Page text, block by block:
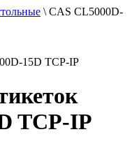
\ CAS CL5000D-
15D TCP-IP
TCP-IP